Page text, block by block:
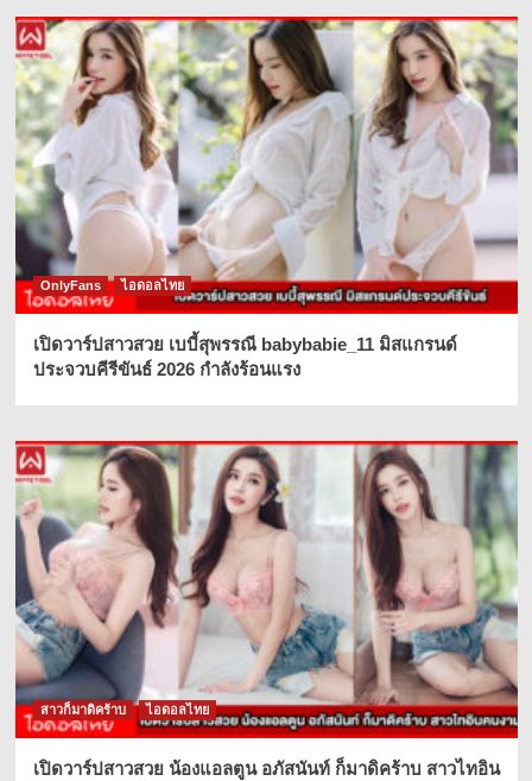
OnlyFans ไอดอลไทย
เปิดวาร์ปสาวสวย เบบี้สุพรรณี babybabie_11 มิสแกรนด์
ประจวบคีรีขันธ์ 2026 กำลังร้อนแรง
สาวก็มาดิคร้าบ ไอดอลไทย
เปิดวาร์ปสาวสวย น้องแอลตูน อภัสนันท์ ก็มาดิคร้าบ สาวไทอิน